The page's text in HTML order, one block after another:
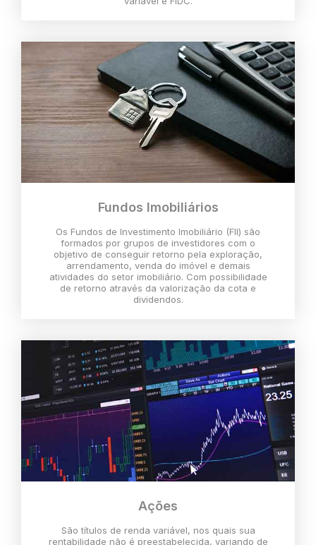
Fundos Imobiliários
Os Fundos de Investimento Imobiliário (FII) são
formados por grupos de investidores com o
objetivo de conseguir retorno pela exploração,
arrendamento, venda do imóvel e demais
atividades do setor imobiliário. Com possibilidade
de retorno através da valorização da cota e
dividendos.
Ações
São títulos de renda variável, nos quais sua
rentabilidade não é preestabelecida, variando de